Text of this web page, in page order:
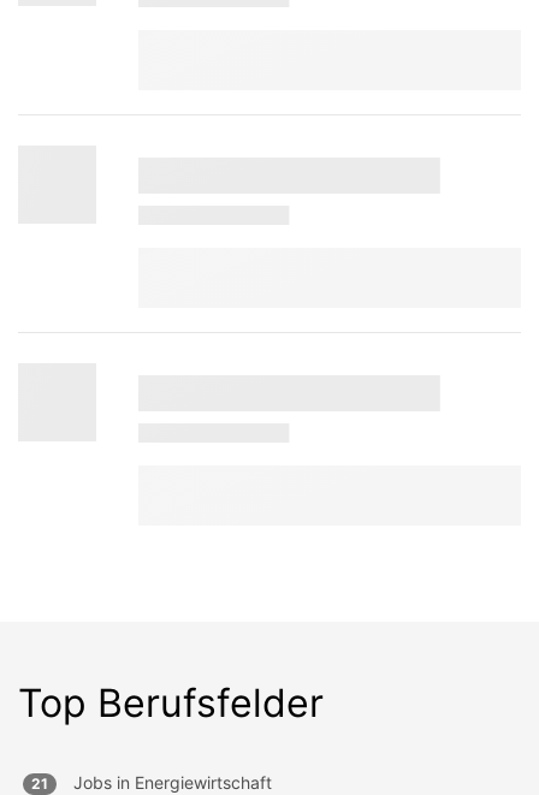
Top Berufsfelder
21 Jobs in Energiewirtschaft